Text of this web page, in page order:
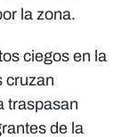
la zona.
ciegos en la
cruzan
traspasan
de la